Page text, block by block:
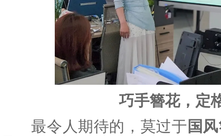
巧手簪花，定
最令人期待的，莫过于 国